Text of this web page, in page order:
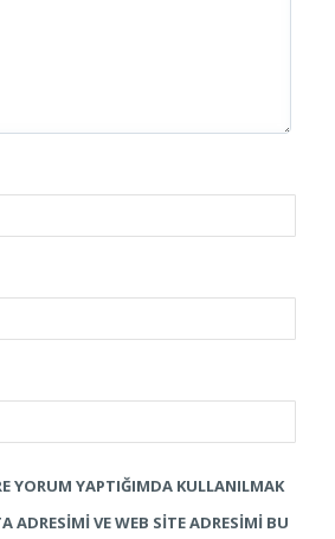
YORUM YAPTIĞIMDA KULLANILMAK
ADRESIMI VE WEB SITE ADRESIMI BU